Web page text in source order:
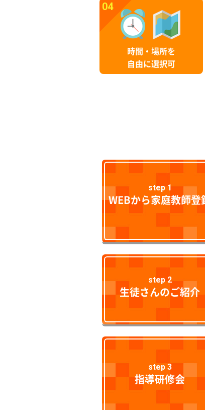
04
時間・場所を
自由に選択可
step 1
WEBから家庭教師登
step 2
生徒さんのご紹介
step 3
指導研修会